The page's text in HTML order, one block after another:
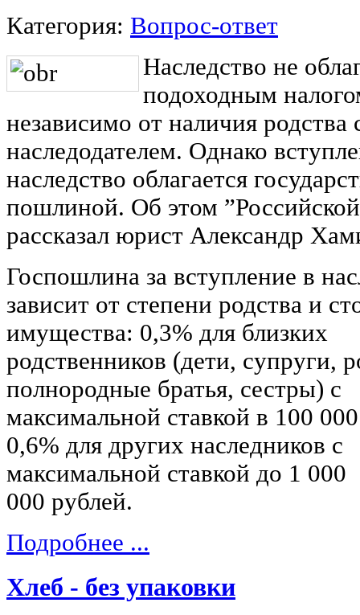
Категория: Вопрос-ответ
Наследство не
подоходным
независимо от наличия родства
наследодателем. Однако
наследство облагается
пошлиной. Об этом ”Российской
рассказал юрист Александр
Госпошлина за вступление в
зависит от степени родства и
имущества: 0,3% для близких
родственников (дети, супруги,
полнородные братья, сестры) с
максимальной ставкой в 100
0,6% для других наследников с
максимальной ставкой до 1 000
000 рублей.
Подробнее ...
Хлеб - без упаковки